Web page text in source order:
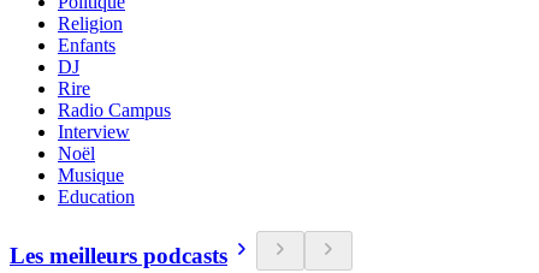
Religion
Enfants
DJ
Rire
Radio Campus
Interview
Noël
Musique
Education
Les meilleurs podcasts